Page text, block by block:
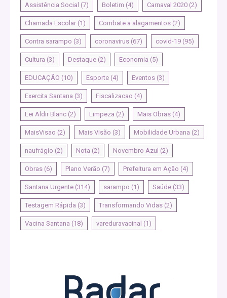
Assistência Social (7) Boletim (4) Carnaval 2020 (2)
Chamada Escolar (1) Combate a alagamentos (2)
Contra sarampo (3) coronavirus (67) covid-19 (95)
Cultura (3) Destaque (2) Economia (5)
EDUCAÇÃO (10) Esporte (4) Eventos (3)
Exercita Santana (3) Fiscalizacao (4)
Lei Aldir Blanc (2) Limpeza (2) Mais Obras (4)
MaisVisao (2) Mais Visão (3) Mobilidade Urbana (2)
naufrágio (2) Nota (2) Novembro Azul (2)
Obras (6) Plano Verão (7) Prefeitura em Ação (4)
Santana Urgente (314) sarampo (1) Saúde (33)
Testagem Rápida (3) Transformando Vidas (2)
Vacina Santana (18) vareduravacinal (1)